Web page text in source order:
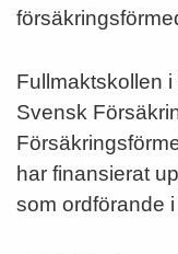
Fullmaktskollen
Svensk
har finansierat
som ordförande